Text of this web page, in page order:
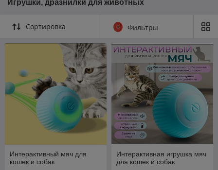
Игрушки, дразнилки для животных
Сортировка 0 Фильтры
Интерактивный мяч для
кошек и собак
Интерактивная игрушка мяч
для кошек и собак